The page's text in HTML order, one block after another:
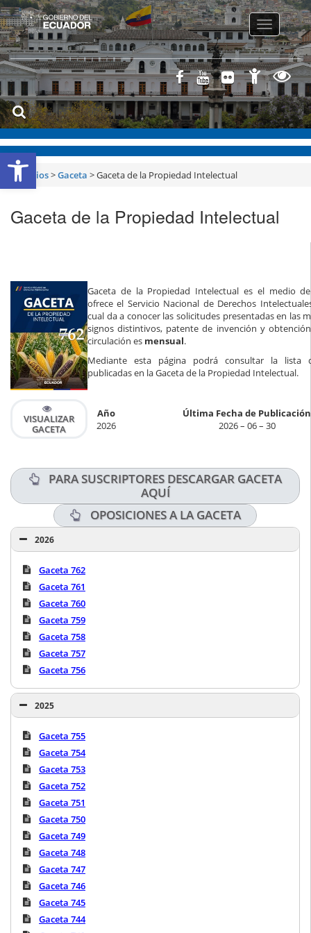
Abrir barra de herramientas
Toggle
Servicios>Gaceta >Gaceta de la Propiedad Intelectual
Gaceta de la Propiedad Intelectual
Gaceta de la Propiedad Intelectual es el medio
ofrece el Servicio Nacional de Derechos
cual da a conocer las solicitudes presentadas en las
signos distintivos, patente de invención y
circulación es mensual.
Mediante esta página podrá consultar la lista
publicadas en la Gaceta de la Propiedad Intelectual.
VISUALIZAR
GACETA
Año
Última Fecha de Publicación
2026
2026 – 06 – 30
PARA SUSCRIPTORES DESCARGAR GACETA
AQUÍ
OPOSICIONES A LA GACETA
2026
Gaceta 762
Gaceta 761
Gaceta 760
Gaceta 759
Gaceta 758
Gaceta 757
Gaceta 756
2025
Gaceta 755
Gaceta 754
Gaceta 753
Gaceta 752
Gaceta 751
Gaceta 750
Gaceta 749
Gaceta 748
Gaceta 747
Gaceta 746
Gaceta 745
Gaceta 744